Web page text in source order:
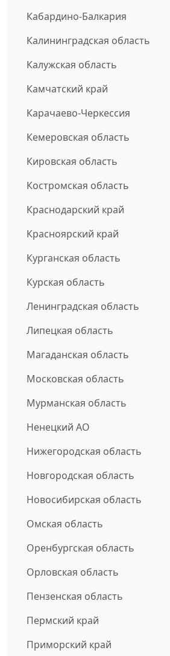
Кабардино-Балкария
Калининградская область
Калужская область
Камчатский край
Карачаево-Черкессия
Кемеровская область
Кировская область
Костромская область
Краснодарский край
Красноярский край
Курганская область
Курская область
Ленинградская область
Липецкая область
Магаданская область
Московская область
Мурманская область
Ненецкий АО
Нижегородская область
Новгородская область
Новосибирская область
Омская область
Оренбургская область
Орловская область
Пензенская область
Пермский край
Приморский край